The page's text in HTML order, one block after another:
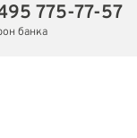
775-77-57
банка